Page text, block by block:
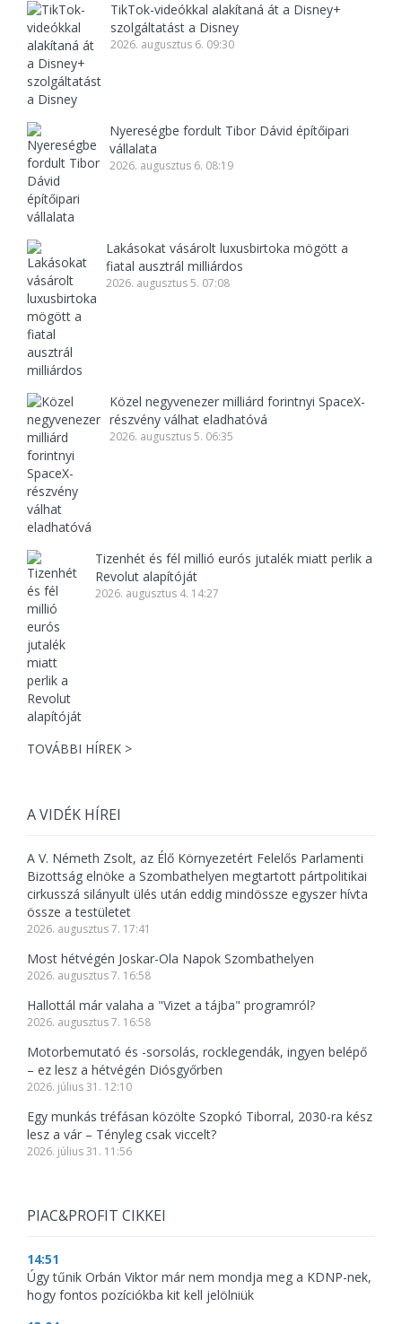
TikTok-videókkal alakítaná át a Disney+
szolgáltatást a Disney
2026. augusztus 6. 09:30
Nyereségbe fordult Tibor Dávid építőipari
vállalata
2026. augusztus 6. 08:19
Lakásokat vásárolt luxusbirtoka mögött a
fiatal ausztrál milliárdos
2026. augusztus 5. 07:08
Közel negyvenezer milliárd forintnyi SpaceX-
részvény válhat eladhatóvá
2026. augusztus 5. 06:35
Tizenhét és fél millió eurós jutalék miatt perlik a
Revolut alapítóját
2026. augusztus 4. 14:27
TOVÁBBI HÍREK >
A VIDÉK HÍREI
A V. Németh Zsolt, az Élő Környezetért Felelős Parlamenti
Bizottság elnöke a Szombathelyen megtartott pártpolitikai
cirkusszá silányult ülés után eddig mindössze egyszer hívta
össze a testületet
2026. augusztus 7. 17:41
Most hétvégén Joskar-Ola Napok Szombathelyen
2026. augusztus 7. 16:58
Hallottál már valaha a "Vizet a tájba" programról?
2026. augusztus 7. 16:58
Motorbemutató és -sorsolás, rocklegendák, ingyen belépő
– ez lesz a hétvégén Diósgyőrben
2026. július 31. 12:10
Egy munkás tréfásan közölte Szopkó Tiborral, 2030-ra kész
lesz a vár – Tényleg csak viccelt?
2026. július 31. 11:56
PIAC&PROFIT CIKKEI
14:51
Úgy tűnik Orbán Viktor már nem mondja meg a KDNP-nek,
hogy fontos pozíciókba kit kell jelölniük